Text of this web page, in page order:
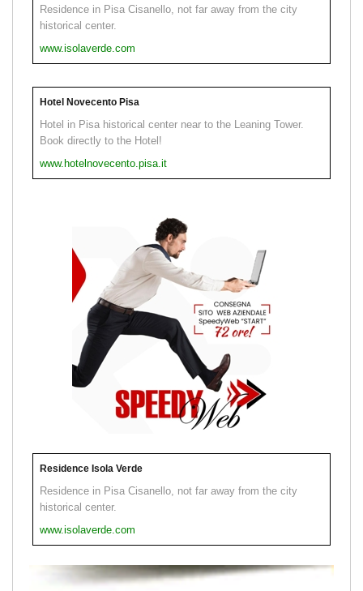
Residence in Pisa Cisanello, not far away from the city
historical center.
www.isolaverde.com
Hotel Novecento Pisa
Hotel in Pisa historical center near to the Leaning Tower.
Book directly to the Hotel!
www.hotelnovecento.pisa.it
Residence Isola Verde
Residence in Pisa Cisanello, not far away from the city
historical center.
www.isolaverde.com